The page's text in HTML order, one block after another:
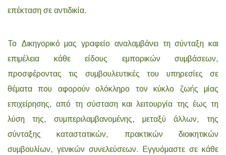
επέκταση σε αντιδικία.
Το Δικηγορικό μας γραφείο αναλαμβάνει τη σύνταξη και
επιμέλεια κάθε είδους εμπορικών συμβάσεων,
προσφέροντας τις συμβουλευτικές του υπηρεσίες σε
θέματα που αφορούν ολόκληρο τον κύκλο ζωής μίας
επιχείρησης, από τη σύσταση και λειτουργία της έως τη
λύση της, συμπεριλαμβανομένης, μεταξύ άλλων, της
σύνταξης καταστατικών, πρακτικών διοικητικών
συμβουλίων, γενικών συνελεύσεων. Εγγυόμαστε σε κάθε